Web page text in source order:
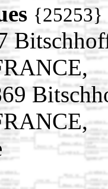
{25253}